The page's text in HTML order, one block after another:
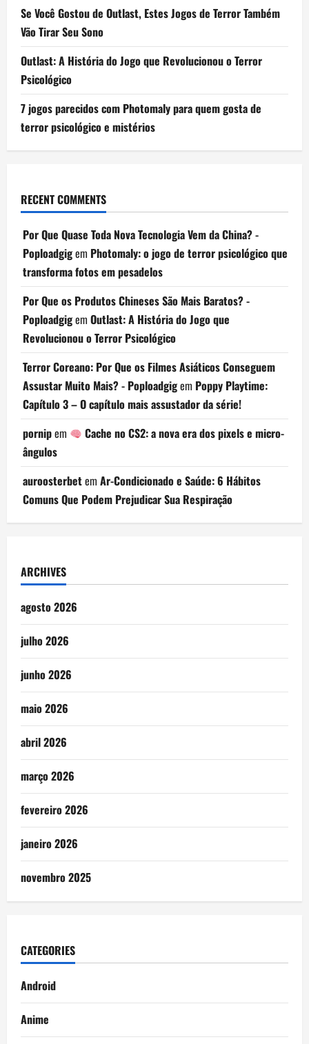
Se Você Gostou de Outlast, Estes Jogos de Terror Também
Vão Tirar Seu Sono
Outlast: A História do Jogo que Revolucionou o Terror
Psicológico
7 jogos parecidos com Photomaly para quem gosta de
terror psicológico e mistérios
RECENT COMMENTS
Por Que Quase Toda Nova Tecnologia Vem da China? -
Poploadgigem Photomaly: o jogo de terror psicológico que
transforma fotos em pesadelos
Por Que os Produtos Chineses São Mais Baratos? -
Poploadgigem Outlast: A História do Jogo que
Revolucionou o Terror Psicológico
Terror Coreano: Por Que os Filmes Asiáticos Conseguem
Assustar Muito Mais? - Poploadgigem Poppy Playtime:
Capítulo 3 – O capítulo mais assustador da série!
pornipem
Cache no CS2: a nova era dos pixels e micro-
ângulos
auroosterbetem Ar-Condicionado e Saúde: 6 Hábitos
Comuns Que Podem Prejudicar Sua Respiração
ARCHIVES
agosto 2026
julho 2026
junho 2026
maio 2026
abril 2026
março 2026
fevereiro 2026
janeiro 2026
novembro 2025
CATEGORIES
Android
Anime